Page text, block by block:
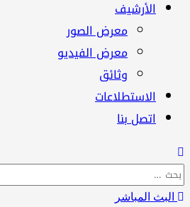
الأرشيف
معرض الصور
معرض الفيديو
وثائق
الاستطلاعات
اتصل بنا
البحث
عن:البث المباشر